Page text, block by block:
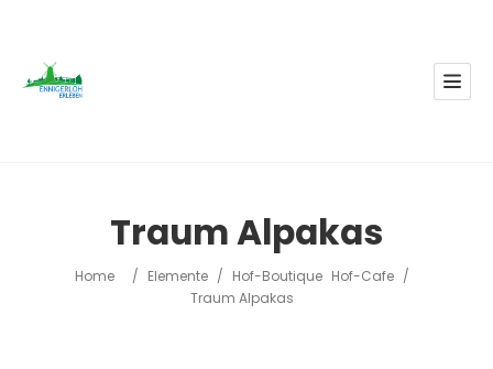
Traum Alpakas
Home / Elemente / Hof-Boutique Hof-Cafe /
Traum Alpakas